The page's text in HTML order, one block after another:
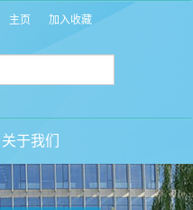
主页 加入收藏
关于我们